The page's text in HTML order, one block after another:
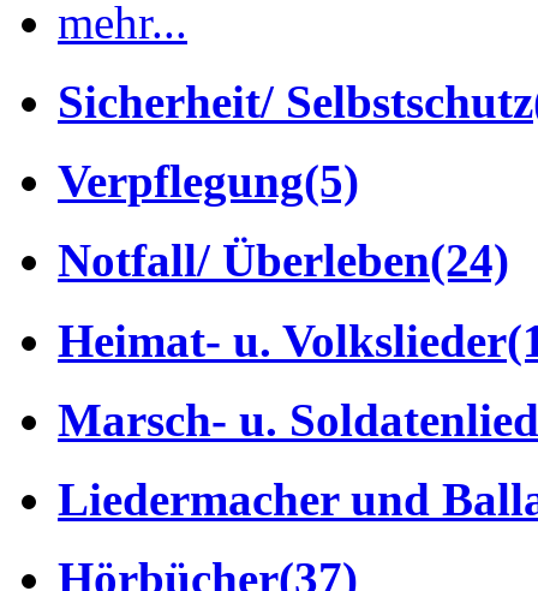
mehr...
Sicherheit/ Selbstschutz
Verpflegung(5)
Notfall/ Überleben(24)
Heimat- u. Volkslieder
Marsch- u.
Liedermacher und
Hörbücher(37)